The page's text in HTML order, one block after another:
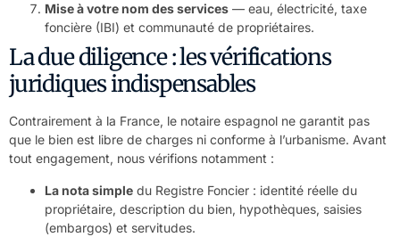
Mise à votre nom des services — eau, électricité, taxe
foncière (IBI) et communauté de propriétaires.
La due diligence : les vérifications
juridiques indispensables
Contrairement à la France, le notaire espagnol ne garantit pas
que le bien est libre de charges ni conforme à l’urbanisme. Avant
tout engagement, nous vérifions notamment :
La nota simple du Registre Foncier : identité réelle du
propriétaire, description du bien, hypothèques, saisies
(embargos) et servitudes.